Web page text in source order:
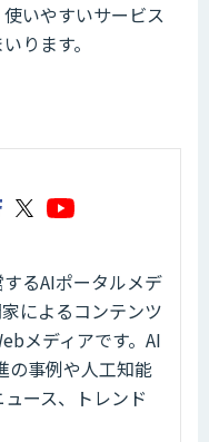
いやすいサービス
ります。
るAIポータルメデ
によるコンテンツ
メディアです。AI
の事例や人工知能
ース、トレンド